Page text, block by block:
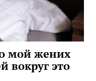
мой жених
вокруг это